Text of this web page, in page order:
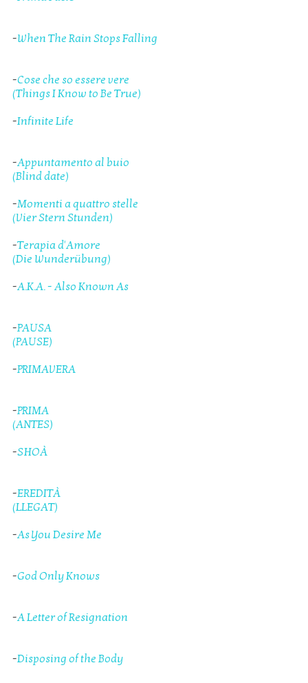
-When The Rain Stops Falling
-Cose che so essere vere
(Things I Know to Be True)
-Infinite Life
-Appuntamento al buio
(Blind date)
-Momenti a quattro stelle
(Vier Stern Stunden)
-Terapia d'Amore
(Die Wunderübung)
-A.K.A. - Also Known As
-PAUSA
(PAUSE)
-PRIMAVERA
-PRIMA
(ANTES)
-SHOÀ
-EREDITÀ
(LLEGAT)
-As You Desire Me
-God Only Knows
-A Letter of Resignation
-Disposing of the Body